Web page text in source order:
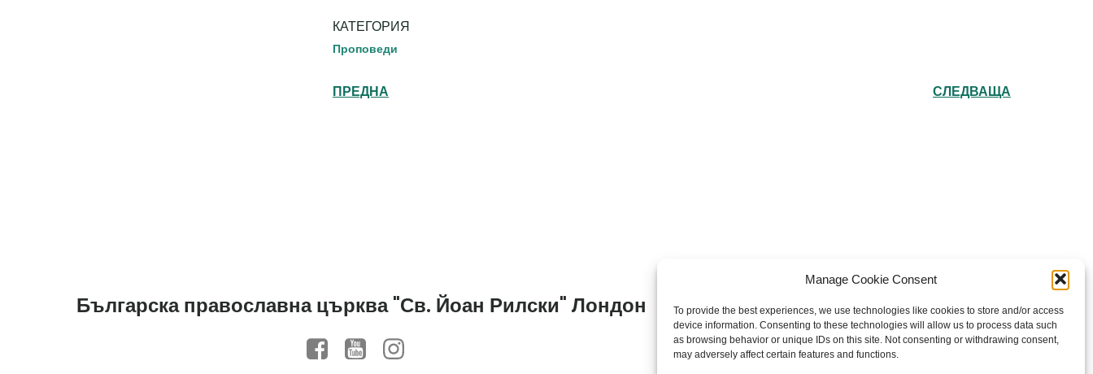
Manage Cookie Consent
To provide the best experiences, we use technologies like cookies to store and/or access
device information. Consenting to these technologies will allow us to process data such
as browsing behavior or unique IDs on this site. Not consenting or withdrawing consent,
may adversely affect certain features and functions.
КАТЕГОРИЯ
Проповеди
ПРЕДНА СЛЕДВАЩА
Българска православна църква "Св. Йоан Рилски" Лондон
The Bulgarian Orthodox Community of St John
Charity number: 1199201
© 2026 Българска православна църква “Св. Йоан
Рилски” Лондон. Created for free using WordPress